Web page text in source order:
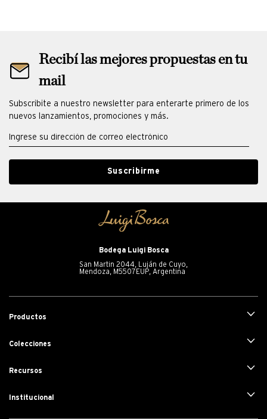
Recibí las mejores propuestas en tu
mail
Subscribite a nuestro newsletter para enterarte primero de los
nuevos lanzamientos, promociones y más.
Suscribirme
Bodega Luigi Bosca
San Martin 2044, Luján de Cuyo,
Mendoza, M5507EUP, Argentina
Productos
Colecciones
Recursos
Institucional